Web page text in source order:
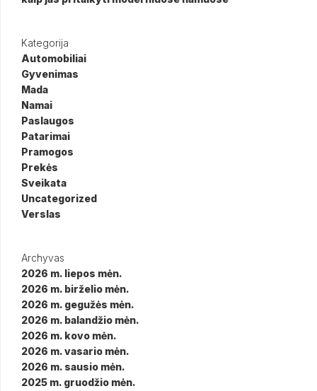
Kategorija
Automobiliai
Gyvenimas
Mada
Namai
Paslaugos
Patarimai
Pramogos
Prekės
Sveikata
Uncategorized
Verslas
Archyvas
2026 m. liepos mėn.
2026 m. birželio mėn.
2026 m. gegužės mėn.
2026 m. balandžio mėn.
2026 m. kovo mėn.
2026 m. vasario mėn.
2026 m. sausio mėn.
2025 m. gruodžio mėn.